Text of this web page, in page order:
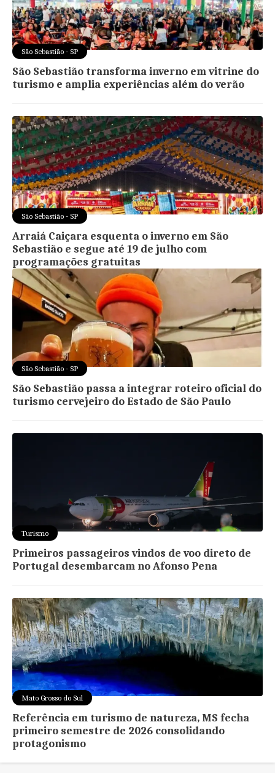
São Sebastião - SP
São Sebastião transforma inverno em vitrine do
turismo e amplia experiências além do verão
São Sebastião - SP
Arraiá Caiçara esquenta o inverno em São
Sebastião e segue até 19 de julho com
programações gratuitas
São Sebastião - SP
São Sebastião passa a integrar roteiro oficial do
turismo cervejeiro do Estado de São Paulo
Turismo
Primeiros passageiros vindos de voo direto de
Portugal desembarcam no Afonso Pena
Mato Grosso do Sul
Referência em turismo de natureza, MS fecha
primeiro semestre de 2026 consolidando
protagonismo